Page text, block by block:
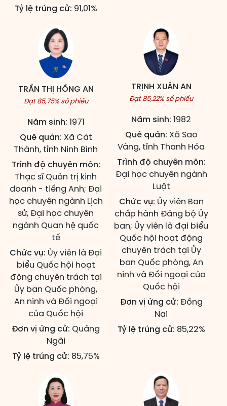
Tỷ lệ trúng cử: 91,01%
TRẦN THỊ HỒNG AN
Đạt 85,75% số phiếu
Năm sinh: 1971
Quê quán: Xã Cát
Thành, tỉnh Ninh Bình
Trình độ chuyên môn:
Thạc sĩ Quản trị kinh
doanh - tiếng Anh; Đại
học chuyên ngành Lịch
sử, Đại học chuyên
ngành Quan hệ quốc
tế
Chức vụ: Ủy viên là Đại
biểu Quốc hội hoạt
động chuyên trách tại
Ủy ban Quốc phòng,
An ninh và Đối ngoại
của Quốc hội
Đơn vị ứng cử: Quảng
Ngãi
Tỷ lệ trúng cử: 85,75%
TRỊNH XUÂN AN
Đạt 85,22% số phiếu
Năm sinh: 1982
Quê quán: Xã Sao
Vàng, tỉnh Thanh Hóa
Trình độ chuyên môn:
Đại học chuyên ngành
Luật
Chức vụ: Ủy viên Ban
chấp hành Đảng bộ Ủy
ban; Ủy viên là đại biểu
Quốc hội hoạt động
chuyên trách tại Ủy
ban Quốc phòng, An
ninh và Đối ngoại của
Quốc hội
Đơn vị ứng cử: Đồng
Nai
Tỷ lệ trúng cử: 85,22%